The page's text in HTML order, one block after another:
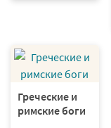
Греческие и
римские боги